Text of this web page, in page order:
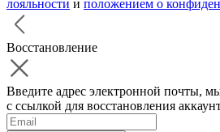
лояльности и положением о
Восстановление
Введите адрес электронной почты,
с ссылкой для восстановления